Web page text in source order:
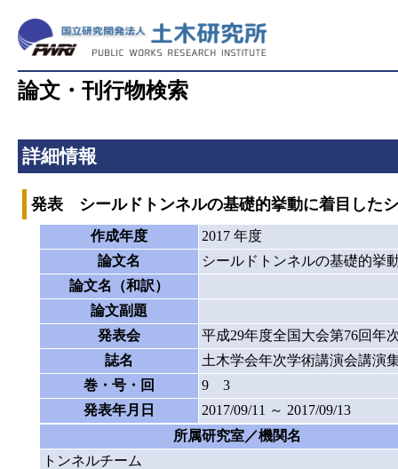
論文・刊行物検索
詳細情報
発表 シールドトンネルの基礎的挙動に着目した
作成年度
2017 年度
論文名
シールドトンネルの基礎的挙
論文名（和訳）
論文副題
発表会
平成29年度全国大会第76回年
誌名
土木学会年次学術講演会講演
巻・号・回
9 3
発表年月日
2017/09/11 ～ 2017/09/13
所属研究室／機関名
トンネルチーム